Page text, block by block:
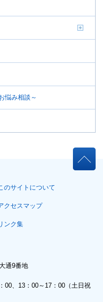
悩み相談～
のサイトについて
クセスマップ
ンク集
通9番地
00、13：00～17：00（土日祝